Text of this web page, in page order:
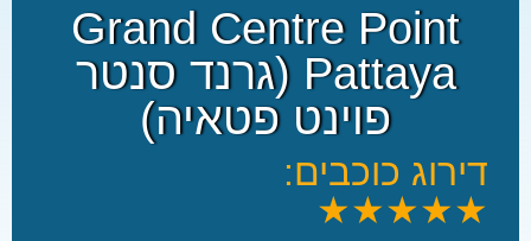
Grand Centre Point
Pattaya (גרנד סנטר
פוינט פטאיה)
כוכבים:
t
e
P
h
k